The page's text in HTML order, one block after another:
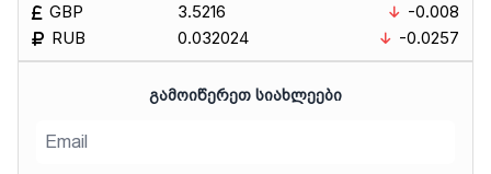
GBP
RUB
3.5216
0.032024
-0.008
-0.0257
ᲒᲐᲛᲝᲘᲬᲔᲠᲔᲗ ᲡᲘᲐᲮᲚᲔᲔᲑᲘ